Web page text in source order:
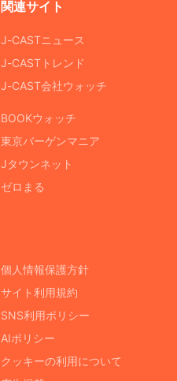
関連サイト
J-CASTニュース
J-CASTトレンド
J-CAST会社ウォッチ
BOOKウォッチ
東京バーゲンマニア
Jタウンネット
ゼロまる
個人情報保護方針
サイト利用規約
SNS利用ポリシー
AIポリシー
クッキーの利用について